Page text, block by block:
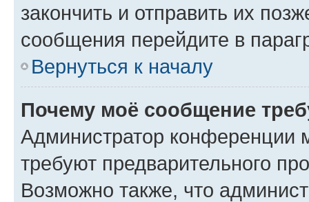
закончить и отправить их
сообщения перейдите в
Вернуться к началу
Почему моё сообщение
Администратор конференции
требуют предварительного
Возможно также, что